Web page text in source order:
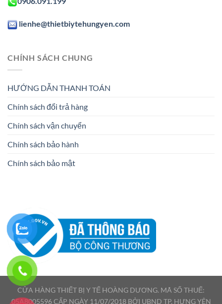
lienhe@thietbiytehungyen.com
CHÍNH SÁCH CHUNG
HƯỚNG DẪN THANH TOÁN
Chính sách đổi trả hàng
Chính sách vận chuyển
Chính sách bảo hành
Chính sách bảo mật
CỬA HÀNG THIẾT BỊ Y TẾ HOÀNG DƯƠNG. MÃ SỐ THUẾ:
05A8005596 CẤP NGÀY 11/07/2018 BỞI UBND TP. HƯNG YÊN